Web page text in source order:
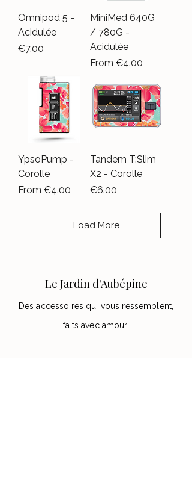
Omnipod 5 -
Acidulée
Price
€7.00
MiniMed 640G
/ 780G -
Acidulée
From €4.00
Sale Price
YpsoPump -
Corolle
From €4.00
Sale Price
Tandem T:Slim
X2 - Corolle
Price
€6.00
Load More
Le Jardin d'Aubépine
Des accessoires qui vous ressemblent,
faits avec amour.